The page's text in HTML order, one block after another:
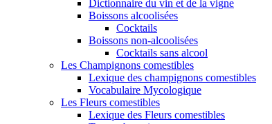
Dictionnaire du vin et de la vigne
Boissons alcoolisées
Cocktails
Boissons non-alcoolisées
Cocktails sans alcool
Les Champignons comestibles
Lexique des champignons comestibles
Vocabulaire Mycologique
Les Fleurs comestibles
Lexique des Fleurs comestibles